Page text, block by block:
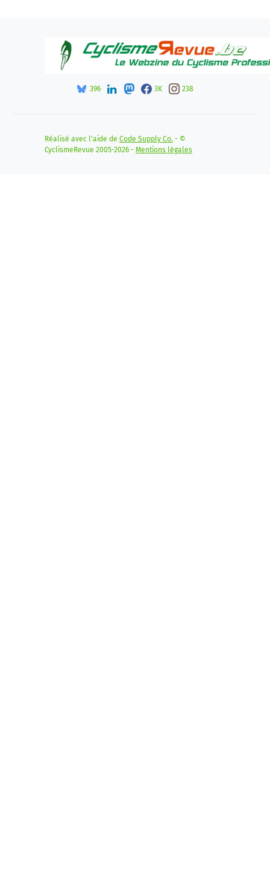
396 3K 238
Réalisé avec l'aide de Code Supply Co. - ©
CyclismeRevue 2005-2026 - Mentions légales